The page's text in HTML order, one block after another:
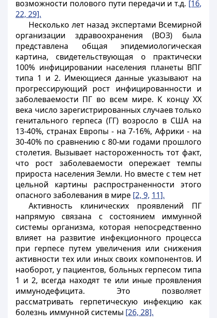
возможности полового пути передачи и т.д. [16,
22, 29].
Несколько лет назад экспертами Всемирной
организации здравоохранения (ВОЗ) была
представлена общая эпидемиологическая
картина, свидетельствующая о практически
100% инфицировании населения планеты ВПГ
типа 1 и 2. Имеющиеся данные указывают на
прогрессирующий рост инфицированности и
заболеваемости ПГ во всем мире. К концу ХХ
века число зарегистрированных случаев только
генитального герпеса (ГГ) возросло в США на
13-40%, странах Европы - на 7-16%, Африки - на
30-40% по сравнению с 80-ми годами прошлого
столетия. Вызывает настороженность тот факт,
что рост заболеваемости опережает темпы
прироста населения Земли. Но вместе с тем нет
цельной картины распространенности этого
опасного заболевания в мире [2, 9, 11].
Активность клинических проявлений ПГ
напрямую связана с состоянием иммунной
системы организма, которая непосредственно
влияет на развитие инфекционного процесса
при герпесе путем увеличения или снижения
активности тех или иных своих компонентов. И
наоборот, у пациентов, больных герпесом типа
1 и 2, всегда находят те или иные проявления
иммунодефицита. Это позволяет
рассматривать герпетическую инфекцию как
болезнь иммунной системы [26, 28].